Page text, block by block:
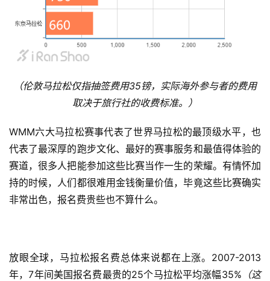
（伦敦马拉松仅指抽签费用35镑，实际海外参与者的费用
取决于旅行社的收费标准。 ）
WMM六大马拉松赛事代表了世界马拉松的最顶级水平，也
代表了最深厚的跑步文化、最好的赛事服务和最值得体验的
赛道，很多人把能参加这些比赛当作一生的荣耀。有情怀加
持的时候，人们都很难用金钱衡量价值，毕竟这些比赛确实
非常出色， 报名费贵些也不算什么。
放眼全球，马拉松报名费总体来说都在上涨。2007-2013
年，7年间美国报名费最贵的25个马拉松平均涨幅35% （这